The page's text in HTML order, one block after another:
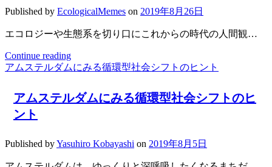
Published by EcologicalMemes on 2019年8月26日
エコロジーや生態系を切り口にこれからの時代の人間観…
Continue readingつ
な
り
す
し
アムステルダムにみる循環型社会シフトのヒント
アムステルダムにみる循環型社会シフトのヒ
ント
Published byYasuhiro Kobayashi on 2019年8月5日